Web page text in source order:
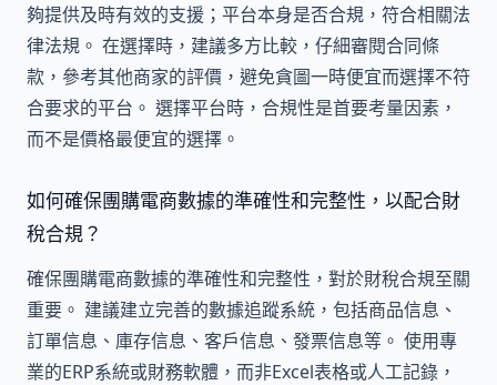
夠提供及時有效的支援；平台本身是否合規，符合相關法
律法規。 在選擇時，建議多方比較，仔細審閱合同條
款，參考其他商家的評價，避免貪圖一時便宜而選擇不符
合要求的平台。 選擇平台時，合規性是首要考量因素，
而不是價格最便宜的選擇。
如何確保團購電商數據的準確性和完整性，以配合財
稅合規？
確保團購電商數據的準確性和完整性，對於財稅合規至關
重要。 建議建立完善的數據追蹤系統，包括商品信息、
訂單信息、庫存信息、客戶信息、發票信息等。 使用專
業的ERP系統或財務軟體，而非Excel表格或人工記錄，